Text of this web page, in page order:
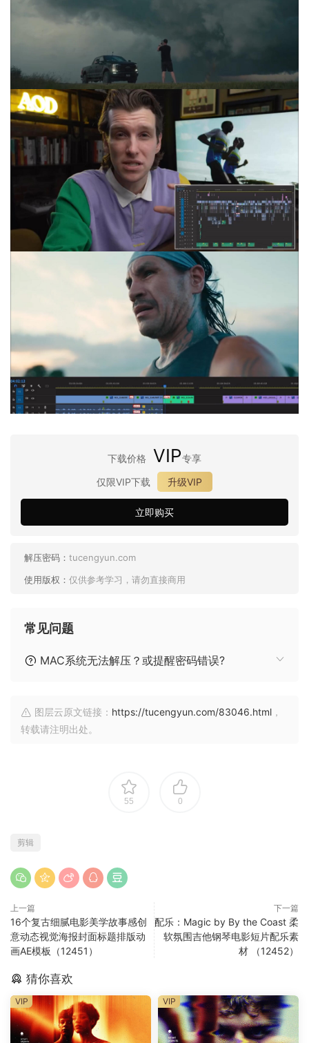
下载价格 VIP专享
仅限VIP下载
升级VIP
立即购买
解压密码： tucengyun.com
使用版权： 仅供参考学习，请勿直接商用
常见问题
MAC系统无法解压？或提醒密码错误?
图层云原文链接： https://tucengyun.com/83046.html ，
转载请注明出处。
55 0
剪辑
上一篇
16个复古细腻电影美学故事感创
意动态视觉海报封面标题排版动
画AE模板（12451）
下一篇
配乐：Magic by By the Coast 柔
软氛围吉他钢琴电影短片配乐素
材 （12452）
猜你喜欢
VIP VIP